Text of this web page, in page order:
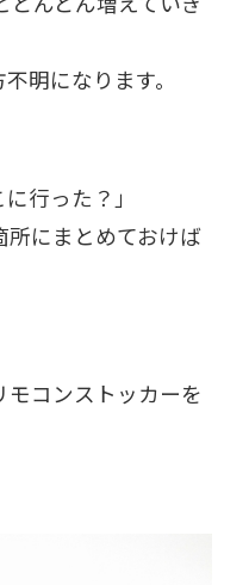
明になります。
行った？」
にまとめておけば
モコンストッカーを